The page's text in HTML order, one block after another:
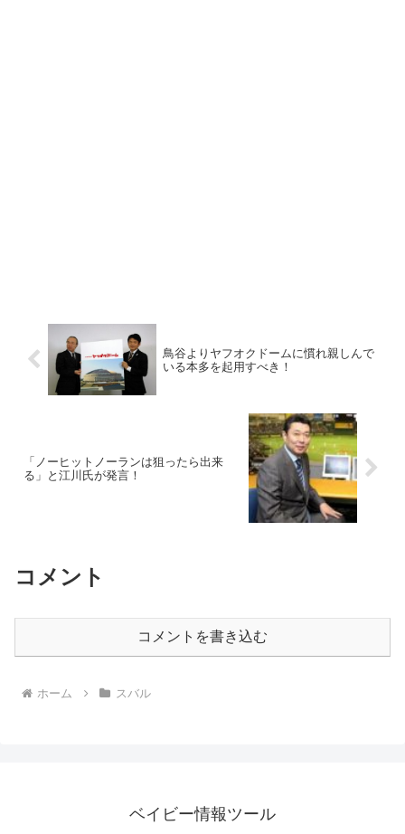
鳥谷よりヤフオクドームに慣れ親しんで
いる本多を起用すべき！
「ノーヒットノーランは狙ったら出来
る」と江川氏が発言！
コメント
コメントを書き込む
ホーム スバル
ベイビー情報ツール